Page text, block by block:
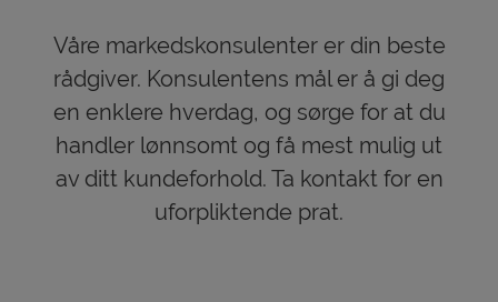
Våre markedskonsulenter er din beste
rådgiver. Konsulentens mål er å gi deg
en enklere hverdag, og sørge for at du
handler lønnsomt og få mest mulig ut
av ditt kundeforhold. Ta kontakt for en
uforpliktende prat.